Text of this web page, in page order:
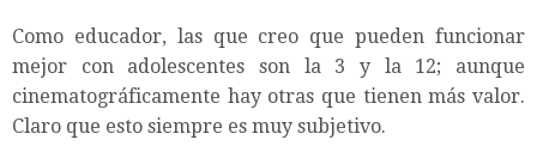
Como educador, las que creo que pueden funcionar
mejor con adolescentes son la 3 y la 12; aunque
cinematográficamente hay otras que tienen más valor.
Claro que esto siempre es muy subjetivo.